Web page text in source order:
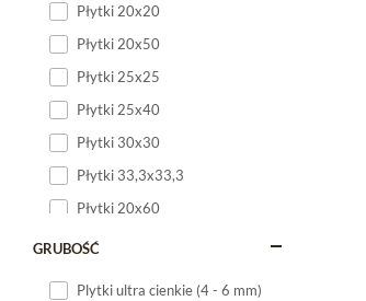
Płytki 20x20
Płytki 20x50
Płytki 25x25
Płytki 25x40
Płytki 30x30
Płytki 33,3x33,3
Płytki 20x60
Płytki 20x120
GRUBOŚĆ
Plytki ultra cienkie (4 - 6 mm)